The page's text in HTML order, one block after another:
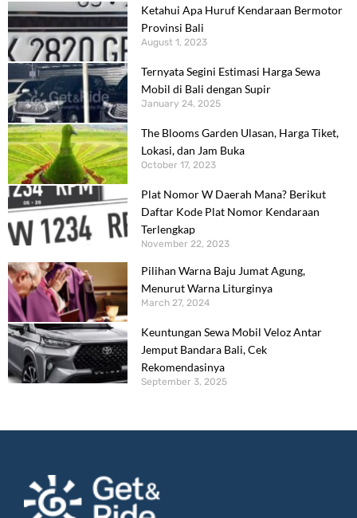
Ketahui Apa Huruf Kendaraan Bermotor
Provinsi Bali
August 1, 2023
Ternyata Segini Estimasi Harga Sewa
Mobil di Bali dengan Supir
January 24, 2025
The Blooms Garden Ulasan, Harga Tiket,
Lokasi, dan Jam Buka
October 17, 2023
Plat Nomor W Daerah Mana? Berikut
Daftar Kode Plat Nomor Kendaraan
Terlengkap
November 22, 2023
Pilihan Warna Baju Jumat Agung,
Menurut Warna Liturginya
March 27, 2024
Keuntungan Sewa Mobil Veloz Antar
Jemput Bandara Bali, Cek
Rekomendasinya
September 3, 2025